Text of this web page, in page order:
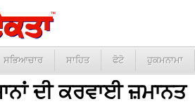
ਸਭਿਆਚਾਰ ਸਾਹਿਤ ਫੋਟੋ ਹੁਕਮਨਾਮਾ
ਦੀ ਕਰਵਾਈ ਜ਼ਮਾਨਤ